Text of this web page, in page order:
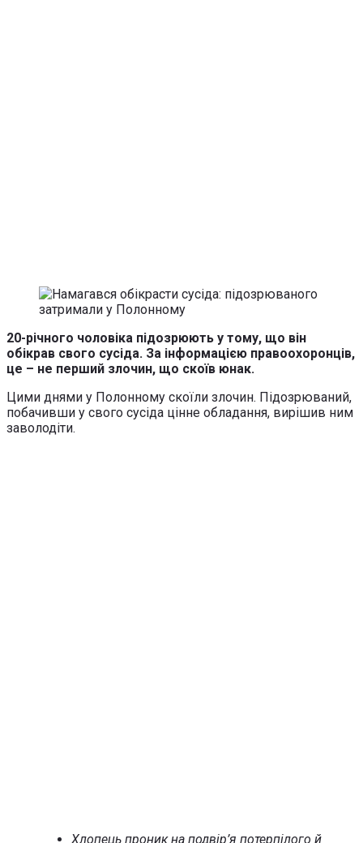
20-річного чоловіка підозрюють у тому, що він
обікрав свого сусіда. За інформацією правоохоронців,
це – не перший злочин, що скоїв юнак.
Цими днями у Полонному скоїли злочин. Підозрюваний,
побачивши у свого сусіда цінне обладання, вирішив ним
заволодіти.
Хлопець проник на подвір’я потерпілого й